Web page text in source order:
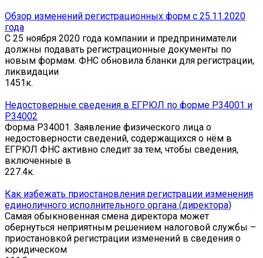
Обзор изменений регистрационных форм с 25.11.2020
года
С 25 ноября 2020 года компании и предприниматели
должны подавать регистрационные документы по
новым формам. ФНС обновила бланки для регистрации,
ликвидации
1451к.
Недостоверные сведения в ЕГРЮЛ по форме Р34001 и
Р34002
Форма Р34001. Заявление физического лица о
недостоверности сведений, содержащихся о нём в
ЕГРЮЛ ФНС активно следит за тем, чтобы сведения,
включенные в
227.4к.
Как избежать приостановления регистрации изменения
единоличного исполнительного органа (директора)
Самая обыкновенная смена директора может
обернуться неприятным решением налоговой службы –
приостановкой регистрации изменений в сведения о
юридическом